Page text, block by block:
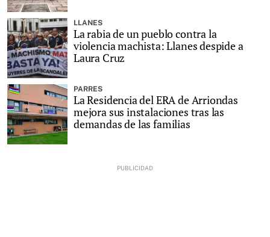
LLANES
La rabia de un pueblo contra la
violencia machista: Llanes despide a
Laura Cruz
PARRES
La Residencia del ERA de Arriondas
mejora sus instalaciones tras las
demandas de las familias